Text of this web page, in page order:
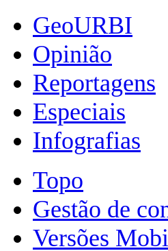
GeoURBI
Opinião
Reportagens
Especiais
Infografias
Topo
Gestão de
Versões